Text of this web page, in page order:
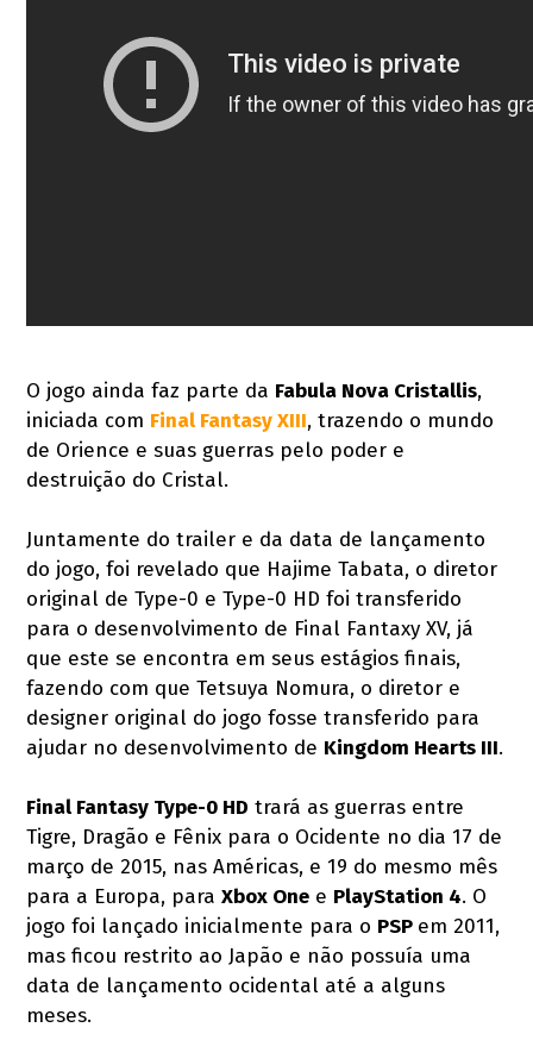
O jogo ainda faz parte da Fabula Nova Cristallis,
iniciada com Final Fantasy XIII, trazendo o mundo
de Orience e suas guerras pelo poder e
destruição do Cristal.
Juntamente do trailer e da data de lançamento
do jogo, foi revelado que Hajime Tabata, o diretor
original de Type-0 e Type-0 HD foi transferido
para o desenvolvimento de Final Fantaxy XV, já
que este se encontra em seus estágios finais,
fazendo com que Tetsuya Nomura, o diretor e
designer original do jogo fosse transferido para
ajudar no desenvolvimento de Kingdom Hearts III.
Final Fantasy Type-0 HD trará as guerras entre
Tigre, Dragão e Fênix para o Ocidente no dia 17 de
março de 2015, nas Américas, e 19 do mesmo mês
para a Europa, paraXbox One e PlayStation 4. O
jogo foi lançado inicialmente para o PSP em 2011,
mas ficou restrito ao Japão e não possuía uma
data de lançamento ocidental até a alguns
meses.